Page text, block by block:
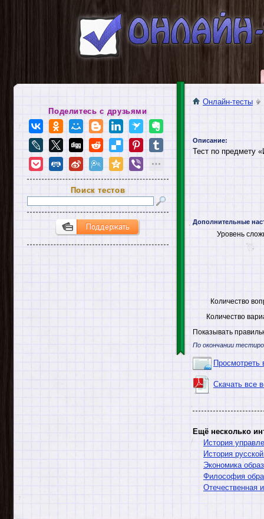
Онлайн-тесты
Описание:
Тест по предмету
Дополнительные
Уровень
Количество
Количество
Показывать
По окончании
Просмотреть
Скачать все
Ещё несколько
История
История
Экономика
Философия
Отечественная
Поделитесь с друзьями
Поиск тестов